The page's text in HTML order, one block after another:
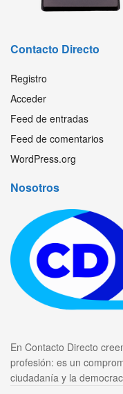
Contacto Directo
Registro
Acceder
Feed de entradas
Feed de comentarios
WordPress.org
Nosotros
En Contacto Directo
profesión: es un
ciudadanía y la